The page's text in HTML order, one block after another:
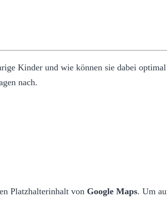
Kinder und wie können sie dabei
nach.
Platzhalterinhalt von Google Maps. Um